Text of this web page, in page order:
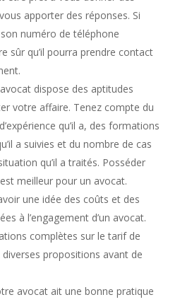
apporter des réponses. Si
numéro de téléphone
sûr qu’il pourra prendre contact
dispose des aptitudes
votre affaire. Tenez compte du
qu’il a, des formations
a suivies et du nombre de cas
qu’il a traités. Posséder
meilleur pour un avocat.
une idée des coûts et des
à l’engagement d’un avocat.
complètes sur le tarif de
diverses propositions avant de
avocat ait une bonne pratique